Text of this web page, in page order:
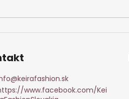
@keirafashion.sk
www.facebook.com/Kei